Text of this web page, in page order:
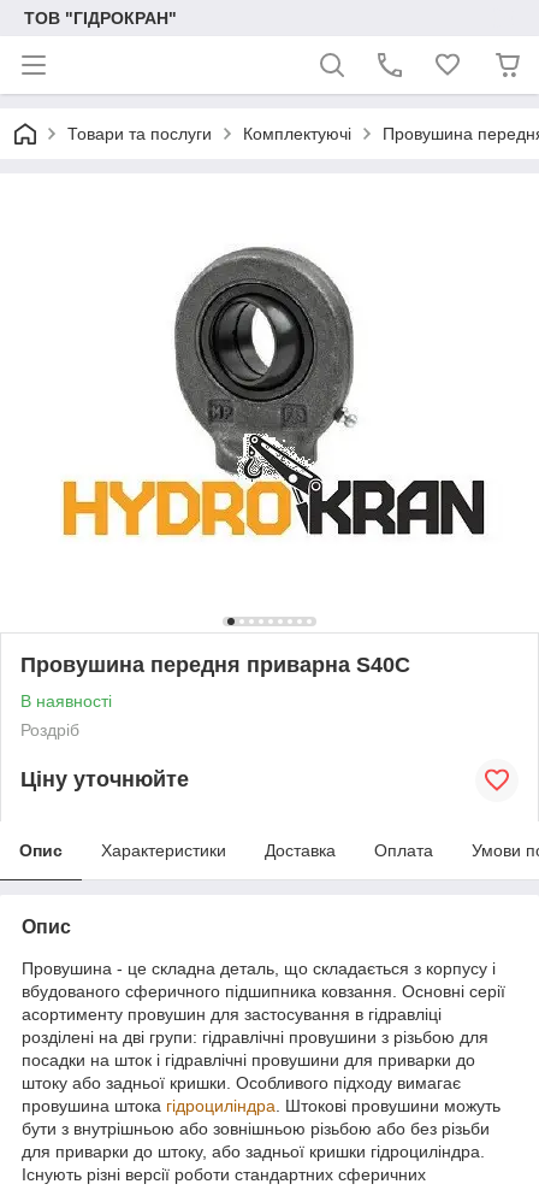
ТОВ "ГІДРОКРАН"
Товари та послуги Комплектуючі Провушина
Провушина передня приварна S40C
В наявності
Роздріб
Ціну уточнюйте
Опис Характеристики Доставка Оплата Умови
Опис
Провушина - це складна деталь, що складається з корпусу і
вбудованого сферичного підшипника ковзання. Основні серії
асортименту провушин для застосування в гідравліці
розділені на дві групи: гідравлічні провушини з різьбою для
посадки на шток і гідравлічні провушини для приварки до
штоку або задньої кришки. Особливого підходу вимагає
провушина штока гідроциліндра . Штокові провушини можуть
бути з внутрішньою або зовнішньою різьбою або без різьби
для приварки до штоку, або задньої кришки гідроциліндра.
Існують різні версії роботи стандартних сферичних